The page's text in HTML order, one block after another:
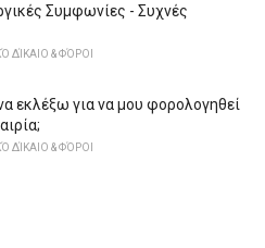
Συμφωνίες - Συχνές
ΔΊΚΑΙΟ & ΦΌΡΟΙ
εκλέξω για να μου φορολογηθεί
ΔΊΚΑΙΟ & ΦΌΡΟΙ